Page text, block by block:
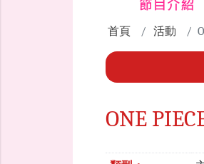
首頁 活動
ONE